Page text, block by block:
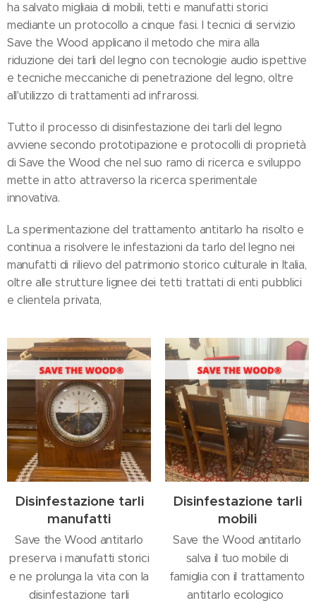
ha salvato migliaia di mobili, tetti e manufatti storici
mediante un protocollo a cinque fasi. I tecnici di servizio
Save the Wood applicano il metodo che mira alla
riduzione dei tarli del legno con tecnologie audio ispettive
e tecniche meccaniche di penetrazione del legno, oltre
all'utilizzo di trattamenti ad infrarossi.
Tutto il processo di disinfestazione dei tarli del legno
avviene secondo prototipazione e protocolli di proprietà
di Save the Wood che nel suo ramo di ricerca e sviluppo
mette in atto attraverso la ricerca sperimentale
innovativa.
La sperimentazione del trattamento antitarlo ha risolto e
continua a risolvere le infestazioni da tarlo del legno nei
manufatti di rilievo del patrimonio storico culturale in Italia,
oltre alle strutture lignee dei tetti trattati di enti pubblici
e clientela privata,
Disinfestazione tarli
manufatti
Save the Wood antitarlo
preserva i manufatti storici
e ne prolunga la vita con la
disinfestazione tarli
Disinfestazione tarli
mobili
Save the Wood antitarlo
salva il tuo mobile di
famiglia con il trattamento
antitarlo ecologico